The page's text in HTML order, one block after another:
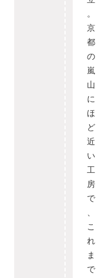
。
京
都
の
嵐
山
に
ほ
ど
近
い
工
房
で
、
こ
れ
ま
で